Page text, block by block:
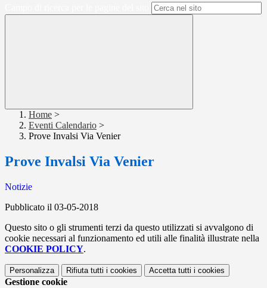
Home >
Eventi Calendario >
Prove Invalsi Via Venier
Prove Invalsi Via Venier
Notizie
Pubblicato il 03-05-2018
Questo sito o gli strumenti terzi da questo utilizzati si avvalgono di
cookie necessari al funzionamento ed utili alle finalità illustrate nella
COOKIE POLICY.
Personalizza Rifiuta tutti i cookies Accetta tutti i cookies
Gestione cookie